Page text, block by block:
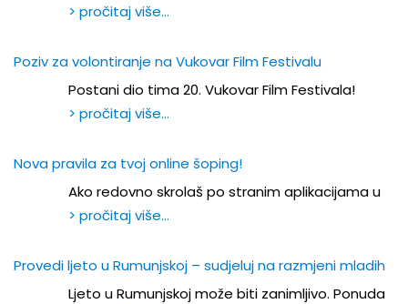
> pročitaj više…
Poziv za volontiranje na Vukovar Film Festivalu
Postani dio tima 20. Vukovar Film Festivala!
> pročitaj više…
Nova pravila za tvoj online šoping!
Ako redovno skrolaš po stranim aplikacijama u
> pročitaj više…
Provedi ljeto u Rumunjskoj – sudjeluj na razmjeni mladih
Ljeto u Rumunjskoj može biti zanimljivo. Ponuda